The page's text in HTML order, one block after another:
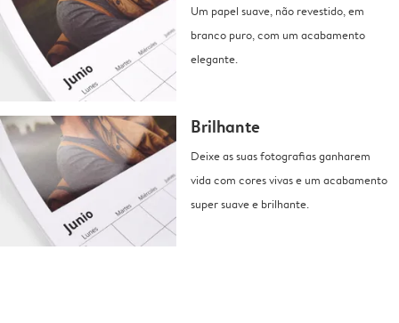
Um papel suave, não revestido, em
branco puro, com um acabamento
elegante.
Brilhante
Deixe as suas fotografias ganharem
vida com cores vivas e um acabamento
super suave e brilhante.